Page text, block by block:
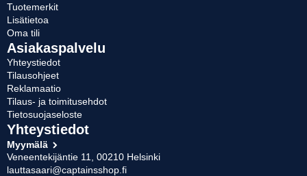
Tuotemerkit
Lisätietoa
Oma tili
Asiakaspalvelu
Yhteystiedot
Tilausohjeet
Reklamaatio
Tilaus- ja toimitusehdot
Tietosuojaseloste
Yhteystiedot
Myymälä
Veneentekijäntie 11, 00210 Helsinki
lauttasaari@captainsshop.fi